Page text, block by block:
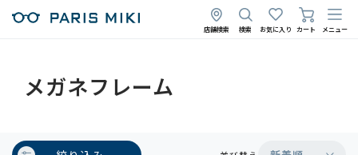
店舗検索 検索 お気に入り カート メニュー
メガネフレーム